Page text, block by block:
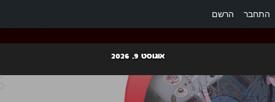
התחבר הרשם
content
אוגוסט 9, 2026